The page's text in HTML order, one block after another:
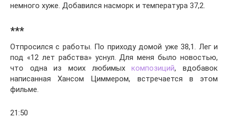
немного хуже. Добавился насморк и температура 37,2.
***
Отпросился с работы. По приходу домой уже 38,1. Лег и
под «12 лет рабства» уснул. Для меня было новостью,
что одна из моих любимыхкомпозиций, вдобавок
написанная Хансом Циммером, встречается в этом
фильме.
21:50